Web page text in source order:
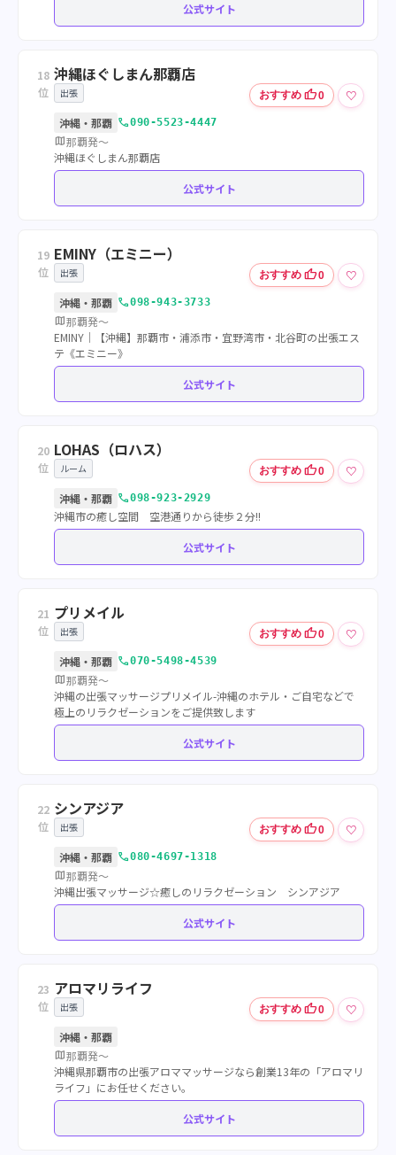
公式サイト
18
位
沖縄ほぐしまん那覇店
出張 おすすめ thumb_up0
♡
沖縄・那覇 call090-5523-4447
map那覇発～
沖縄ほぐしまん那覇店
公式サイト
19
位
EMINY（エミニー）
出張 おすすめ thumb_up0
♡
沖縄・那覇 call098-943-3733
map那覇発〜
EMINY｜【沖縄】那覇市・浦添市・宜野湾市・北谷町の出張エス
テ《エミニー》
公式サイト
20
位
LOHAS（ロハス）
ルーム おすすめ thumb_up0
♡
沖縄・那覇 call098-923-2929
沖縄市の癒し空間 空港通りから徒歩２分!!
公式サイト
21
位
プリメイル
出張 おすすめ thumb_up0
♡
沖縄・那覇 call070-5498-4539
map那覇発〜
沖縄の出張マッサージプリメイル-沖縄のホテル・ご自宅などで
極上のリラクゼーションをご提供致します
公式サイト
22
位
シンアジア
出張 おすすめ thumb_up0
♡
沖縄・那覇 call080-4697-1318
map那覇発〜
沖縄出張マッサージ☆癒しのリラクゼーション シンアジア
公式サイト
23
位
アロマリライフ
出張 おすすめ thumb_up0
♡
沖縄・那覇
map那覇発〜
沖縄県那覇市の出張アロママッサージなら創業13年の「アロマリ
ライフ」にお任せください。
公式サイト